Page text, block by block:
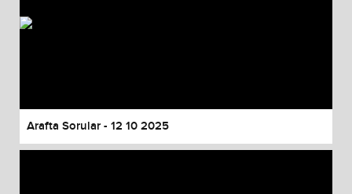
Arafta Sorular - 12 10 2025